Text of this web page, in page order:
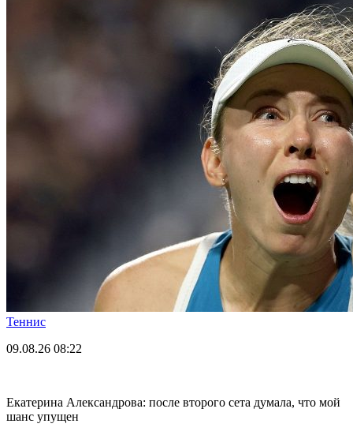
Теннис
09.08.26 08:22
Екатерина Александрова: после второго сета думала, что мой
шанс упущен